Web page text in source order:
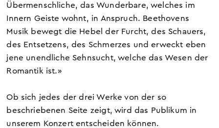
Übermenschliche, das Wunderbare, welches im
Innern Geiste wohnt, in Anspruch. Beethovens
Musik bewegt die Hebel der Furcht, des Schauers,
des Entsetzens, des Schmerzes und erweckt eben
jene unendliche Sehnsucht, welche das Wesen der
Romantik ist.»
Ob sich jedes der drei Werke von der so
beschriebenen Seite zeigt, wird das Publikum in
unserem Konzert entscheiden können.